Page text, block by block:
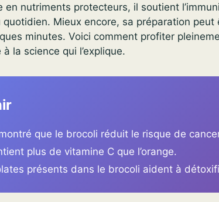
en nutriments protecteurs, il soutient
Mieux encore, sa préparation peut
minutes. Voici comment profiter
la science qui l’explique.
que le brocoli réduit le risque de
plus de vitamine C que l’orange.
présents dans le brocoli aident à